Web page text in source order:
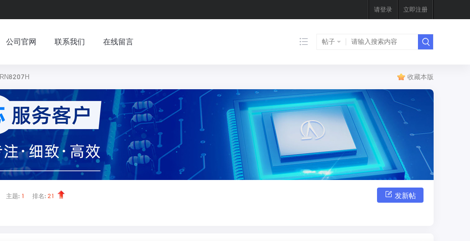
请登录 立即注册
公司官网 联系我们 在线留言 帖子
RN8207H 收藏本版
主题: 1 排名: 21 发新帖